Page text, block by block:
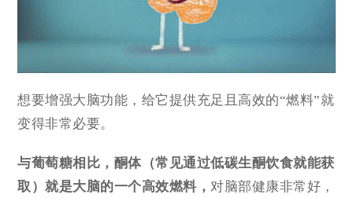
想要增强大脑功能，给它提供充足且高效的“燃料”就
变得非常必要。
与葡萄糖相比， 酮体（常见通过低碳生酮饮食就能获
取）就是大脑的一个高效燃料，对脑部健康非常好，